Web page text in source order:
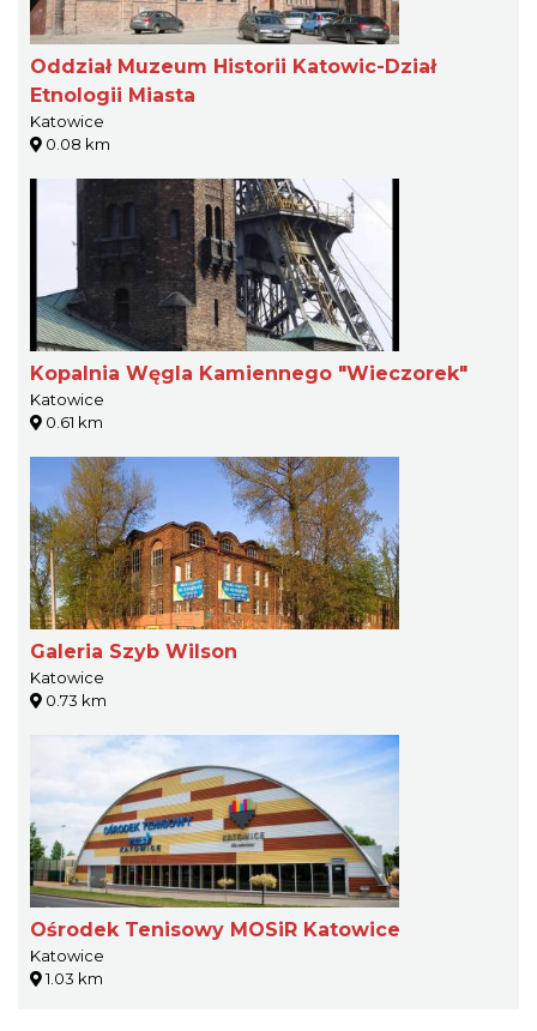
Oddział Muzeum Historii Katowic-Dział
Etnologii Miasta
Katowice
0.08 km
Kopalnia Węgla Kamiennego "Wieczorek"
Katowice
0.61 km
Galeria Szyb Wilson
Katowice
0.73 km
Ośrodek Tenisowy MOSiR Katowice
Katowice
1.03 km